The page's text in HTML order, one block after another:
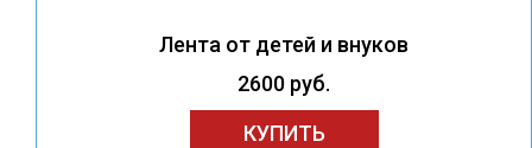
Лента от детей и внуков
2600 руб.
КУПИТЬ